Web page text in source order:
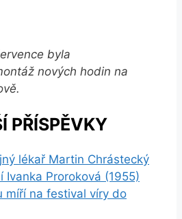
byla
nových hodin na
PŘÍSPĚVKY
lékař Martin Chrástecký
Ivanka Proroková (1955)
míří na festival víry do